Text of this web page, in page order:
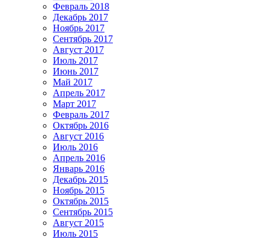
Февраль 2018
Декабрь 2017
Ноябрь 2017
Сентябрь 2017
Август 2017
Июль 2017
Июнь 2017
Май 2017
Апрель 2017
Март 2017
Февраль 2017
Октябрь 2016
Август 2016
Июль 2016
Апрель 2016
Январь 2016
Декабрь 2015
Ноябрь 2015
Октябрь 2015
Сентябрь 2015
Август 2015
Июль 2015